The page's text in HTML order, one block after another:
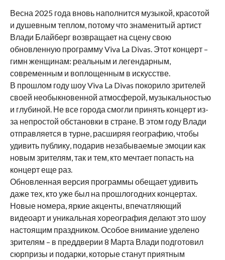
Весна 2025 года вновь наполнится музыкой, красотой
и душевным теплом, потому что знаменитый артист
Влади Блайберг возвращает на сцену свою
обновленную программу Viva La Divas. Этот концерт –
гимн женщинам: реальным и легендарным,
современным и воплощенным в искусстве.
В прошлом году шоу Viva La Divas покорило зрителей
своей необыкновенной атмосферой, музыкальностью
и глубиной. Не все города смогли принять концерт из-
за непростой обстановки в стране. В этом году Влади
отправляется в турне, расширяя географию, чтобы
удивить публику, подарив незабываемые эмоции как
новым зрителям, так и тем, кто мечтает попасть на
концерт еще раз.
Обновленная версия программы обещает удивить
даже тех, кто уже был на прошлогодних концертах.
Новые номера, яркие акценты, впечатляющий
видеоарт и уникальная хореография делают это шоу
настоящим праздником. Особое внимание уделено
зрителям – в преддверии 8 Марта Влади подготовил
сюрпризы и подарки, которые станут приятным